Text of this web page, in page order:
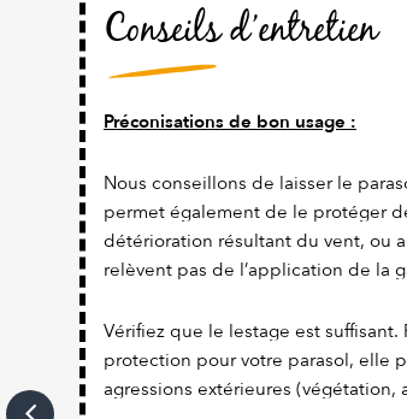
Conseils d’entretien
Préconisations de bon usage :
Nous conseillons de laisser le
permet également de le protéger
détérioration résultant du vent, ou
relèvent pas de l’application de la
Vérifiez que le lestage est suffisant.
protection pour votre parasol, elle
agressions extérieures (végétation,